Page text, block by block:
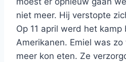
niet meer. Hij verstopte
Op 11 april werd het
Amerikanen. Emiel was
meer kon eten. Ze